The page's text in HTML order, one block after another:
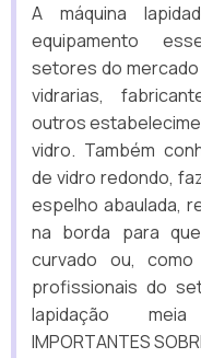
A máquina
equipamento
setores do
vidrarias,
outros
vidro. Também
de vidro redondo,
espelho abaulada,
na borda para
curvado ou,
profissionais do
lapidação
IMPORTANTES